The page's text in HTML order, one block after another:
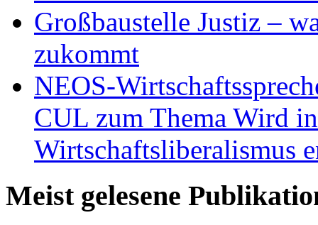
Großbaustelle Justiz –
zukommt
NEOS-
CUL zum Thema Wird
Wirtschaftsliberalismus
Meist gelesene